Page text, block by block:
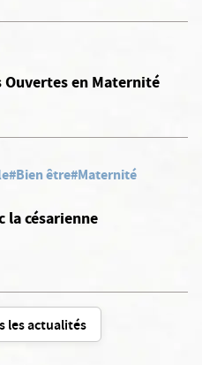
en Maternité
#Bien être#Maternité
la césarienne
les actualités